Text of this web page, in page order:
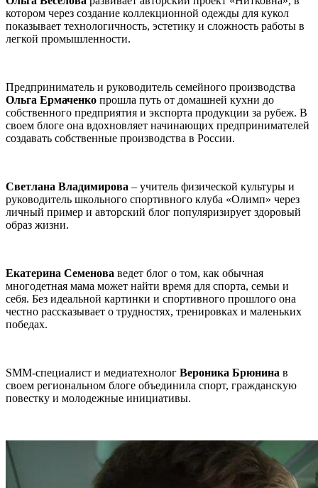
котором через создание коллекционной одежды для кукол
показывает технологичность, эстетику и сложность работы в
легкой промышленности.
Предприниматель и руководитель семейного производства
Ольга Ермаченко прошла путь от домашней кухни до
собственного предприятия и экспорта продукции за рубеж. В
своем блоге она вдохновляет начинающих предпринимателей
создавать собственные производства в России.
Светлана Владимирова – учитель физической культуры и
руководитель школьного спортивного клуба «Олимп» через
личный пример и авторский блог популяризирует здоровый
образ жизни.
Екатерина Семенова ведет блог о том, как обычная
многодетная мама может найти время для спорта, семьи и
себя. Без идеальной картинки и спортивного прошлого она
честно рассказывает о трудностях, тренировках и маленьких
победах.
SMM-специалист и медиатехнолог Вероника Брюнина в
своем региональном блоге объединила спорт, гражданскую
повестку и молодежные инициативы.